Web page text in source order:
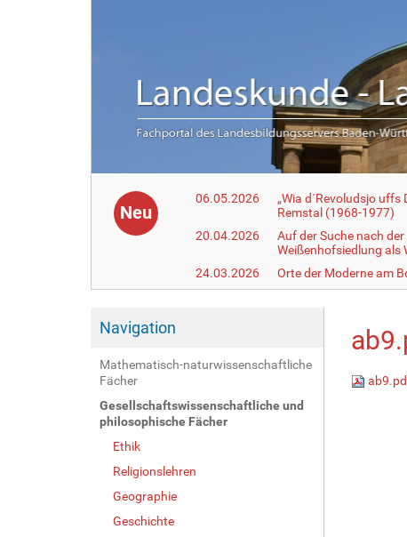
Neu
06.05.2026
„Wia d´Revoludsjo
Remstal (1968-1977)
20.04.2026
Auf der Suche nach
Weißenhofsiedlung als
24.03.2026
Orte der Moderne am
Navigation
Mathematisch-naturwissenschaftliche
Fächer
Gesellschaftswissenschaftliche und
philosophische Fächer
Ethik
Religionslehren
Geographie
Geschichte